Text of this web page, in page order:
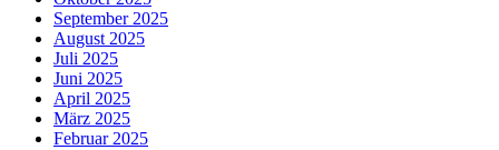
September 2025
August 2025
Juli 2025
Juni 2025
April 2025
März 2025
Februar 2025